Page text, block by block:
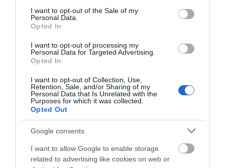
consent section.
I want to opt-out of the Sale of my
Personal Data.
Opted In
I want to opt-out of processing my
Personal Data for Targeted Advertising.
Opted In
I want to opt-out of Collection, Use,
Retention, Sale, and/or Sharing of my
Personal Data that Is Unrelated with the
Purposes for which it was collected.
Opted Out
Google consents
I want to allow Google to enable storage
related to advertising like cookies on web or
Εύβοια: Που έχει διακοπή
ρεύματος σήμερα Δευτέρα 10
Αυγούστου
βουλευτή Σίμο
Κεδίκογλου- Τι
αναφέρει
στέκι